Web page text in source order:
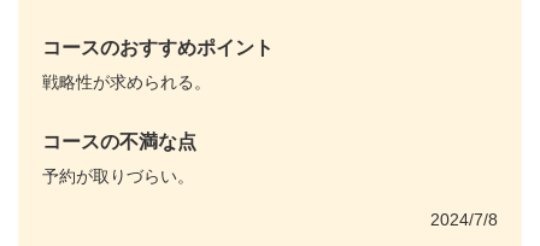
コースのおすすめポイント
戦略性が求められる。
コースの不満な点
予約が取りづらい。
2024/7/8